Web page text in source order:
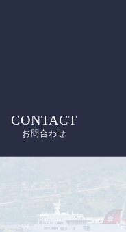
CONTACT
お問合わせ